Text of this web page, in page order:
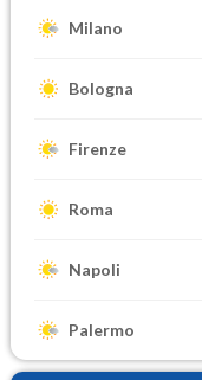
Milano
Bologna
Firenze
Roma
Napoli
Palermo